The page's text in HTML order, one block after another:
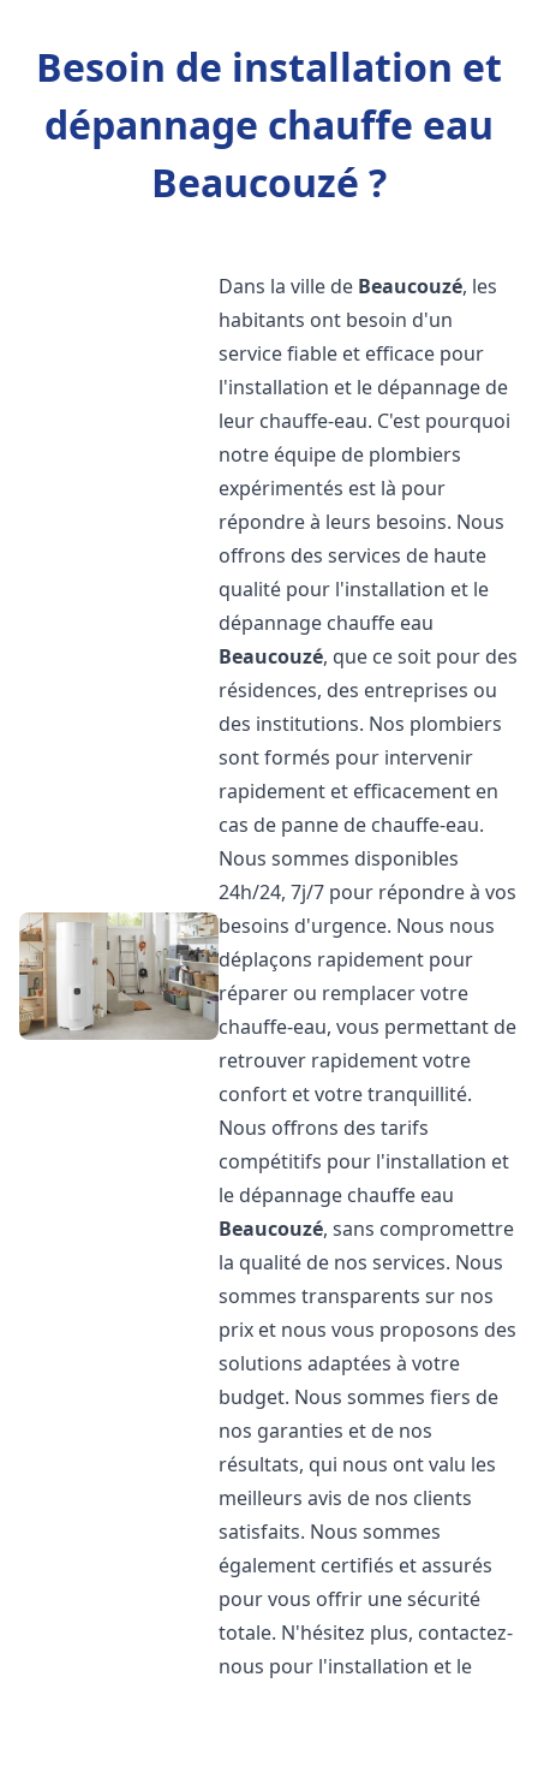
Besoin de installation et
dépannage chauffe eau
Beaucouzé ?
Dans la ville de Beaucouzé, les
habitants ont besoin d'un
service fiable et efficace pour
l'installation et le dépannage de
leur chauffe-eau. C'est pourquoi
notre équipe de plombiers
expérimentés est là pour
répondre à leurs besoins. Nous
offrons des services de haute
qualité pour l'installation et le
dépannage chauffe eau
Beaucouzé, que ce soit pour des
résidences, des entreprises ou
des institutions. Nos plombiers
sont formés pour intervenir
rapidement et efficacement en
cas de panne de chauffe-eau.
Nous sommes disponibles
24h/24, 7j/7 pour répondre à vos
besoins d'urgence. Nous nous
déplaçons rapidement pour
réparer ou remplacer votre
chauffe-eau, vous permettant de
retrouver rapidement votre
confort et votre tranquillité.
Nous offrons des tarifs
compétitifs pour l'installation et
le dépannage chauffe eau
Beaucouzé, sans compromettre
la qualité de nos services. Nous
sommes transparents sur nos
prix et nous vous proposons des
solutions adaptées à votre
budget. Nous sommes fiers de
nos garanties et de nos
résultats, qui nous ont valu les
meilleurs avis de nos clients
satisfaits. Nous sommes
également certifiés et assurés
pour vous offrir une sécurité
totale. N'hésitez plus, contactez-
nous pour l'installation et le